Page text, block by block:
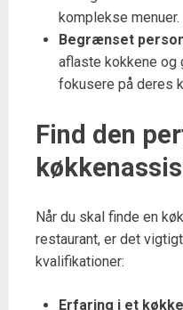
komplekse menuer.
Begrænset
aflaste kokkene og
fokusere på deres
Find den
Når du skal finde en
restaurant, er det
kvalifikationer:
Erfaring i et